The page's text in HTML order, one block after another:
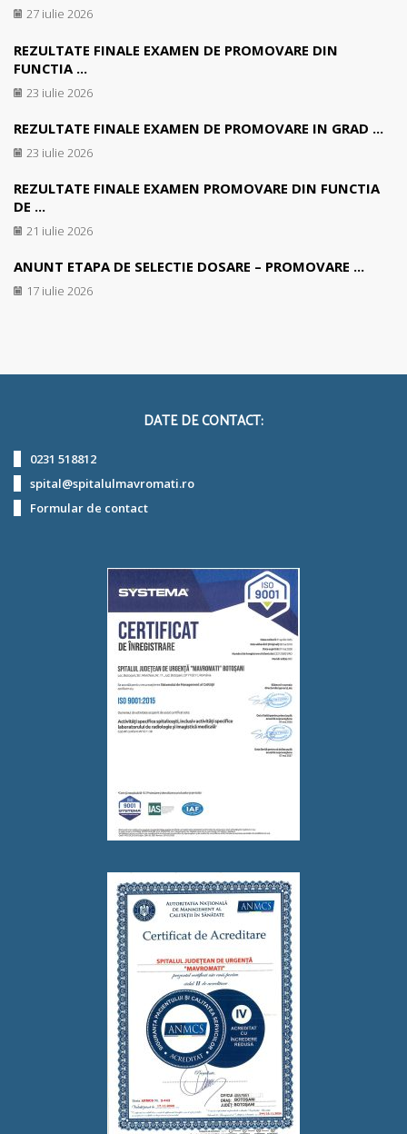
27 iulie 2026
REZULTATE FINALE EXAMEN DE PROMOVARE DIN
FUNCTIA ...
23 iulie 2026
REZULTATE FINALE EXAMEN DE PROMOVARE IN GRAD ...
23 iulie 2026
REZULTATE FINALE EXAMEN PROMOVARE DIN FUNCTIA
DE ...
21 iulie 2026
ANUNT ETAPA DE SELECTIE DOSARE – PROMOVARE ...
17 iulie 2026
DATE DE CONTACT:
0231 518812
spital@spitalulmavromati.ro
Formular de contact